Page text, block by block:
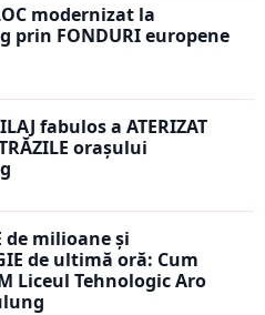
modernizat la
prin FONDURI europene
fabulos a ATERIZAT
orașului
de milioane și
de ultimă oră: Cum
Liceul Tehnologic Aro